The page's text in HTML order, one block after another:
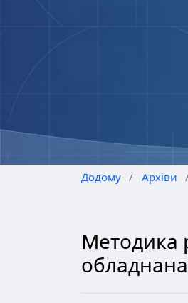
Додому / Архіви
Методика